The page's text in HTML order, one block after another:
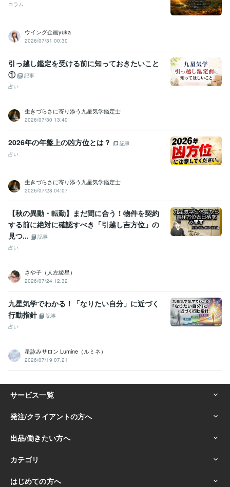
コラム
ウイング企画yuka
2026/07/31 00:30
引っ越し鑑定を受ける前に知っておきたいこと
①
記事
占い
生きづらさに寄り添う九星気学鑑定士
2026/07/30 13:40
2026年の年盤上の凶方位とは？
記事
占い
生きづらさに寄り添う九星気学鑑定士
2026/07/28 04:07
【秋の異動・転勤】まだ間に合う！物件を契約
する前に絶対に確認すべき「引越し吉方位」の
見つ...
記事
占い
さや子（人左綾星）
2026/07/24 12:32
九星気学でわかる！「なりたい自分」に近づく
行動指針
記事
占い
星詠みサロン Lumine（ルミネ）
2026/07/19 07:21